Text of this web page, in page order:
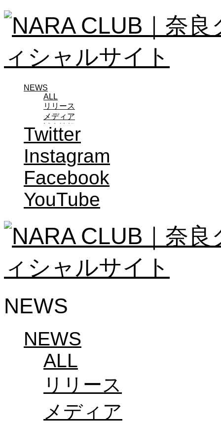
NEWS
ALL
リリース
メディア
試合情報
グッズ
普及・育成
ホームタウン
コラム
その他
TEAM
2026/27トップチーム
ソシオス
バモス
チアダンススクール
ボランティアチーム「volundeer」
ビクトリーロード
HOMEGAME
ホームゲーム運営管理規定
Jリーグ運営管理規定
ロートフィールド奈良
SCHEDULE
2026/27
練習見学時のファンサービスについて
TICKET
奈良クラブ明治安田J3リーグ2026/27シーズン試
奈良クラブ明治安田Ｊ3リーグ 2026/27シーズン
FANCOMMUNITY
2026/27ファンコミュニティ
Twitter
Instagram
Facebook
YouTube
NEWS
NEWS
ALL
リリース
メディア